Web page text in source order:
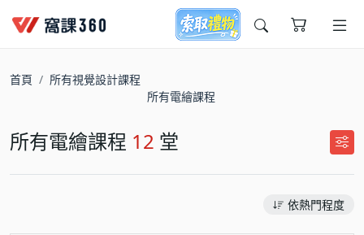
今天想要學什麼?
首頁
所有視覺設計課程
所有電繪課程
所有電繪課程 12 堂
依熱門程度